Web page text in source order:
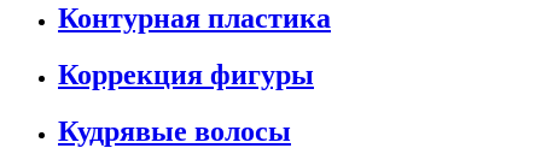
Контурная пластика
Коррекция фигуры
Кудрявые волосы